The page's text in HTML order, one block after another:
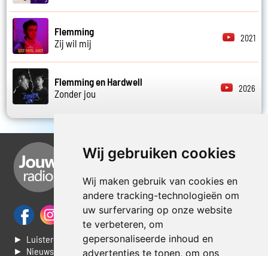
Wij gebruiken cookies
Wij maken gebruik van cookies en
andere tracking-technologieën om
uw surfervaring op onze website
te verbeteren, om
gepersonaliseerde inhoud en
advertenties te tonen, om ons
Flemming
Zij wil mij
2021
Flemming en Hardwell
Zonder jou
2026
► Luisteren naar Jouwradio
► Nieuws